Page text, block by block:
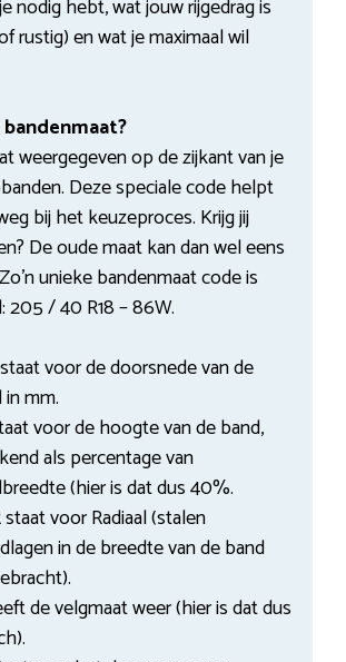
nodig hebt, wat jouw rijgedrag is
rustig) en wat je maximaal wil
weergegeven op de zijkant van je
Deze speciale code helpt
bij het keuzeproces. Krijg jij
De oude maat kan dan wel eens
unieke bandenmaat code is
205 / 40 R18 – 86W.
voor de doorsnede van de
mm.
voor de hoogte van de band,
als percentage van
(hier is dat dus 40%.
staat voor Radiaal (stalen
in de breedte van de band
de velgmaat weer (hier is dat dus